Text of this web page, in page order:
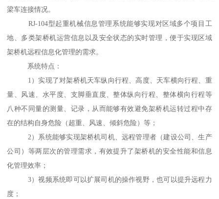
梁车连接情况。
RJ-104型起重机械信息管理系统能够实现对区域多个项目工
地、多类架桥机运营信息以及安全状态的实时管理，便于实现区域
架桥机远程信息化管理的需求。
系统特点：
1）实现了对架桥机天车纵向行程、高度、天车横向行程、重
量、风速、水平度、支脚垂直度、整体纵向行程、整体横向行程等
八种不同量的测量、记录，从而能够有效避免架桥机运转过程中存
在的结构自身危险（超重、风速、倾斜危险）等；
2）系统能够实现架桥机司机、远程管理者（建设公司、生产
公司）等两层次的管理需求，有效提升了架桥机的安全性能和信息
化管理效率；
3）视频系统即可以扩展司机的操作视野，也可以提升远程力
度；